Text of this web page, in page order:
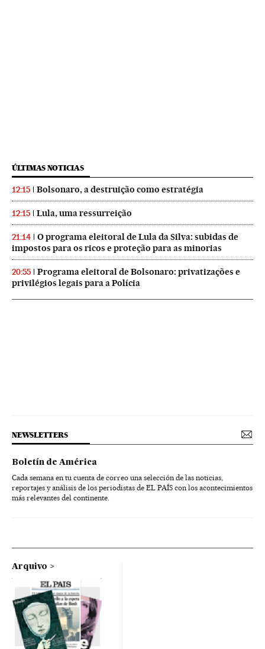
ÚLTIMAS NOTICIAS
12:15 Bolsonaro, a destruição como estratégia
12:15 Lula, uma ressurreição
21:14
O programa eleitoral de Lula da Silva: subidas de
impostos para os ricos e proteção para as minorias
20:55
Programa eleitoral de Bolsonaro: privatizações e
privilégios legais para a Polícia
NEWSLETTERS
Boletín de América
Cada semana en tu cuenta de correo una selección de las noticias,
reportajes y análisis de los periodistas de EL PAÍS con los acontecimientos
más relevantes del continente.
Arquivo